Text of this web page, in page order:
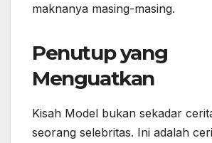
maknanya masing-masing.
Penutup yang
Menguatkan
Kisah Model bukan sekadar
seorang selebritas. Ini adalah